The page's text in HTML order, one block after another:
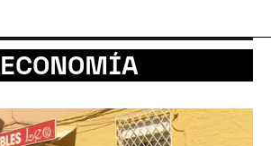
ECONOMÍA